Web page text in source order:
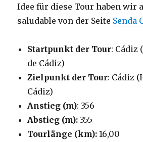
Idee für diese Tour haben wir
saludable von der Seite Senda
Startpunkt der Tour: Cádiz
de Cádiz)
Zielpunkt der Tour: Cádiz
Cádiz)
Anstieg (m): 356
Abstieg (m): 355
Tourlänge (km):16,00